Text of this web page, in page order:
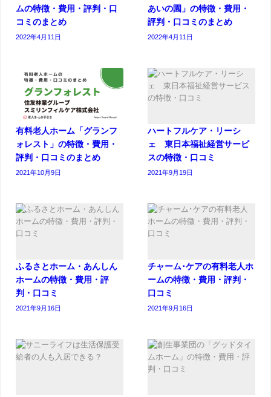
ムの特徴・費用・評判・口
コミのまとめ
2022年4月11日
あいの園」の特徴・費用・
評判・口コミのまとめ
2022年4月11日
有料老人ホーム「グランフ
ォレスト」の特徴・費用・
評判・口コミのまとめ
2021年10月9日
ハートフルケア・リーシ
ェ 東日本福祉経営サービ
スの特徴・口コミ
2021年9月19日
ふるさとホーム・あんしん
ホームの特徴・費用・評
判・口コミ
2021年9月16日
チャーム･ケアの有料老人ホ
ームの特徴・費用・評判・
口コミ
2021年9月16日